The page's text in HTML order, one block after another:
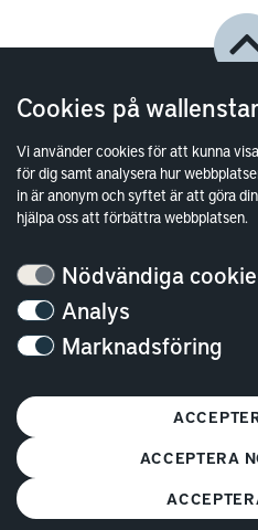
Cookies på
Vi använder cookies för att kunna
för dig samt analysera hur
in är anonym och syftet är att göra
hjälpa oss att förbättra webbplatsen.
Nödvändiga
Analys
Marknadsföring
ACCEPTERA
Vanliga
Parkering